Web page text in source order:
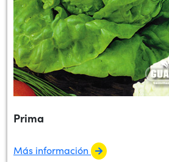
Prima
Más información